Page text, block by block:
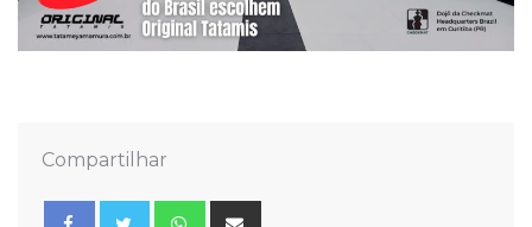
Compartilhar
Whatsapp